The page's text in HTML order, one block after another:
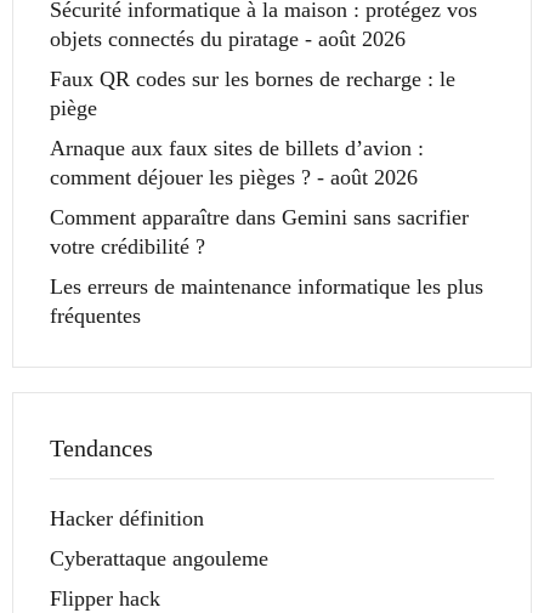
Sécurité informatique à la maison : protégez vos
objets connectés du piratage - août 2026
Faux QR codes sur les bornes de recharge : le
piège
Arnaque aux faux sites de billets d’avion :
comment déjouer les pièges ? - août 2026
Comment apparaître dans Gemini sans sacrifier
votre crédibilité ?
Les erreurs de maintenance informatique les plus
fréquentes
Tendances
Hacker définition
Cyberattaque angouleme
Flipper hack